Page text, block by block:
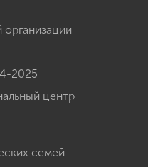
2025
центр
семей